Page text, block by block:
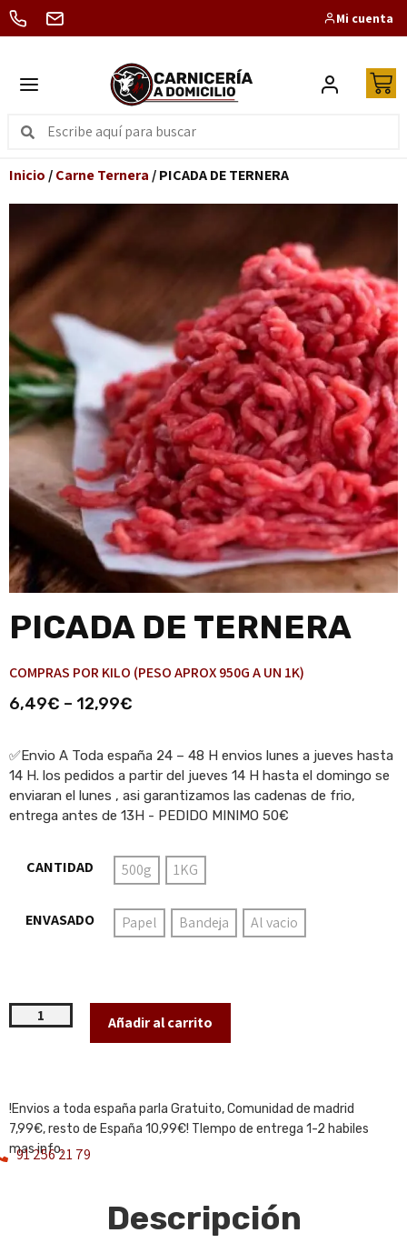
Mi cuenta
Inicio /Carne Ternera / PICADA DE TERNERA
PICADA DE TERNERA
COMPRAS POR KILO (PESO APROX 950G A UN 1K)
6,49€ – 12,99€
✅Envio A Toda españa 24 – 48 H envios lunes a jueves hasta
14 H. los pedidos a partir del jueves 14 H hasta el domingo se
enviaran el lunes , asi garantizamos las cadenas de frio,
entrega antes de 13H - PEDIDO MINIMO 50€
CANTIDAD 500g 1KG
ENVASADO Papel Bandeja Al vacio
Añadir al carrito
!Envios a toda españa parla Gratuito, Comunidad de madrid
7,99€, resto de España 10,99€! TIempo de entrega 1-2 habiles
mas info.
91 256 21 79
Descripción